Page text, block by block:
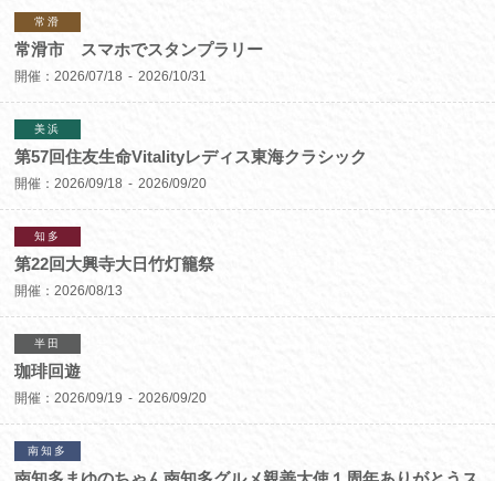
常滑
常滑市 スマホでスタンプラリー
開催： 2026/07/18 2026/10/31
美浜
第57回住友生命Vitalityレディス東海クラシック
開催：2026/09/18 2026/09/20
知多
第22回大興寺大日竹灯籠祭
開催： 2026/08/13
半田
珈琲回遊
開催：2026/09/19 2026/09/20
南知多